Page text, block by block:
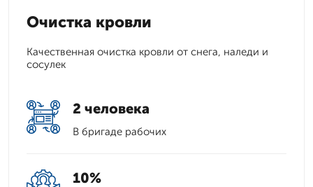
Очистка кровли
Качественная очистка кровли от снега, наледи и
сосулек
2 человека
В бригаде рабочих
10%